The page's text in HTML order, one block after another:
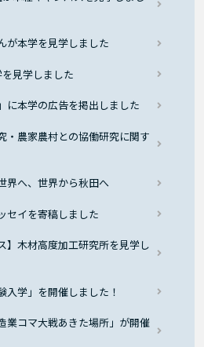
が本学を見学しました
見学しました
に本学の広告を掲出しました
・農家農村との協働研究に関す
界へ、世界から秋田へ
セイを寄稿しました
】木材高度加工研究所を見学し
入学」を開催しました！
業コマ大戦あきた場所」が開催